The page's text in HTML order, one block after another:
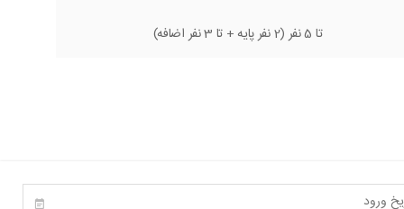
تا 5 نفر (2 نفر پایه + تا 3 نفر اضافه)